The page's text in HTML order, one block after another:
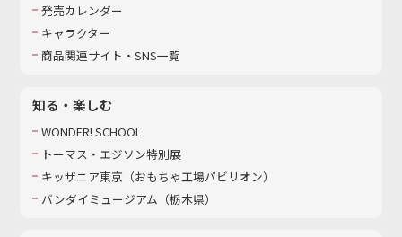
発売カレンダー
キャラクター
商品関連サイト・SNS一覧
知る・楽しむ
WONDER! SCHOOL
トーマス・エジソン特別展
キッザニア東京（おもちゃ工場パビリオン）​
バンダイミュージアム（栃木県）